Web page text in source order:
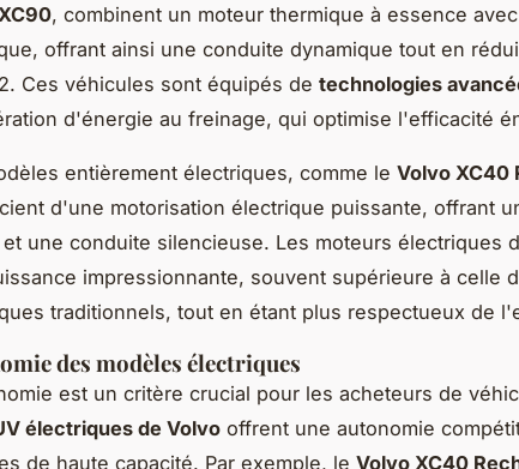
, combinent un moteur thermique à essence
offrant ainsi une conduite dynamique tout en
Ces véhicules sont équipés de technologies
d'énergie au freinage, qui optimise l'efficacité
entièrement électriques, comme le Volvo XC40
d'une motorisation électrique puissante, offrant
et une conduite silencieuse. Les moteurs électriques
impressionnante, souvent supérieure à celle
traditionnels, tout en étant plus respectueux de
des modèles électriques
est un critère crucial pour les acheteurs de
électriques de Volvo offrent une autonomie
de haute capacité. Par exemple, le Volvo XC40